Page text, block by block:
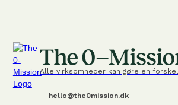
Alle virksomheder kan gøre en forskel
hello@the0mission.dk